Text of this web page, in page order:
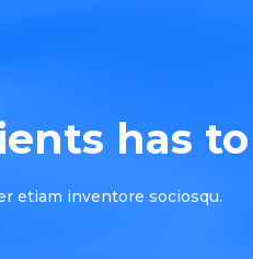
has to
etiam inventore sociosqu.